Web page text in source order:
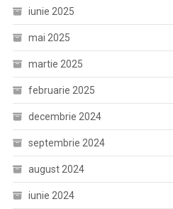
iunie 2025
mai 2025
martie 2025
februarie 2025
decembrie 2024
septembrie 2024
august 2024
iunie 2024